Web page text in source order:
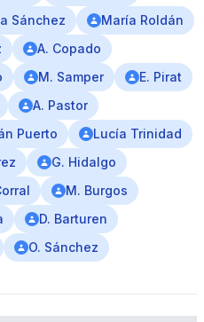
Sánchez
María Roldán
A. Copado
M. Samper
E. Pirat
A. Pastor
Puerto
Lucía Trinidad
G. Hidalgo
M. Burgos
D. Barturen
O. Sánchez